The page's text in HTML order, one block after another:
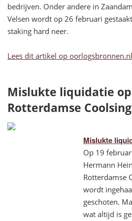
bedrijven. Onder andere in
Velsen wordt op 26 februari
staking hard neer.
Lees dit artikel op oorlogsbronnen.nl
Mislukte liquidatie
Rotterdamse
Mislukte
Op 19
Hermann
Rotterdamse
wordt
geschoten.
wat altijd is